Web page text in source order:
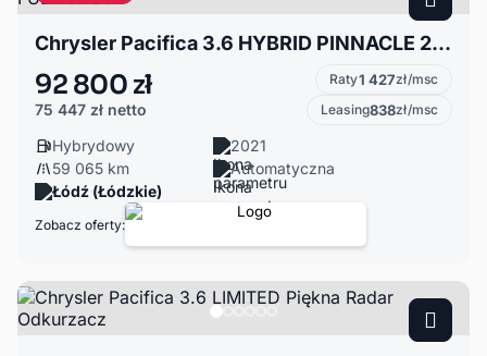
Chrysler Pacifica 3.6 HYBRID PINNACLE 2021 / FULL OPCJA
92 800 zł
75 447 zł netto
Raty1 427zł/msc
Leasing838zł/msc
Hybrydowy
2021
59 065 km
Automatyczna
Łódź (Łódzkie)
Zobacz oferty: